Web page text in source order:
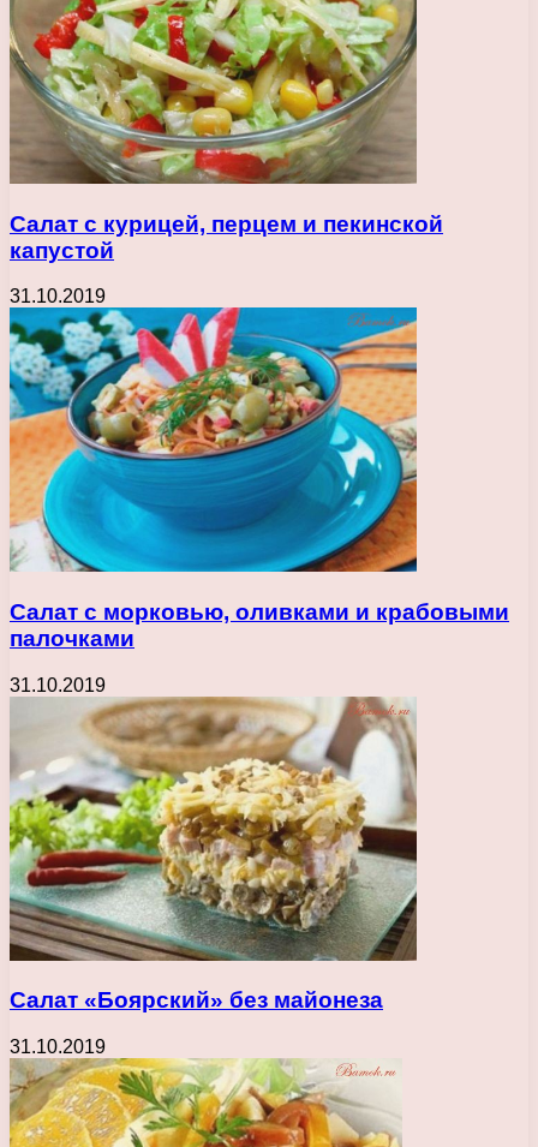
Салат с курицей, перцем и пекинской
капустой
31.10.2019
Салат с морковью, оливками и крабовыми
палочками
31.10.2019
Салат «Боярский» без майонеза
31.10.2019